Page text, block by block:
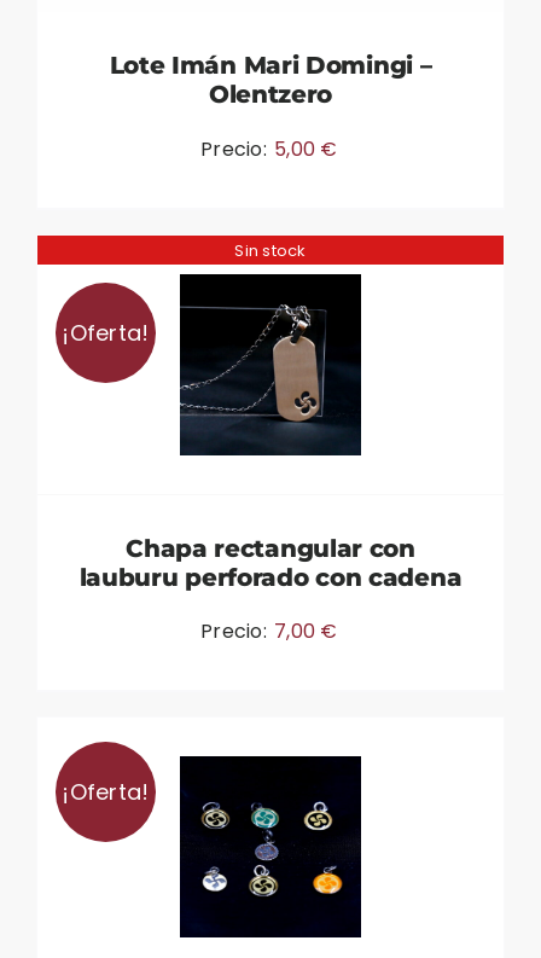
Lote Imán Mari Domingi –
Olentzero
Precio: 5,00 €
Sin stock
¡Oferta!
Chapa rectangular con
lauburu perforado con cadena
Precio: 7,00 €
¡Oferta!